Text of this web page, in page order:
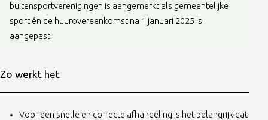
buitensportverenigingen is aangemerkt als gemeentelijke
sport én de huurovereenkomst na 1 januari 2025 is
aangepast.
Zo werkt het
Voor een snelle en correcte afhandeling is het belangrijk dat